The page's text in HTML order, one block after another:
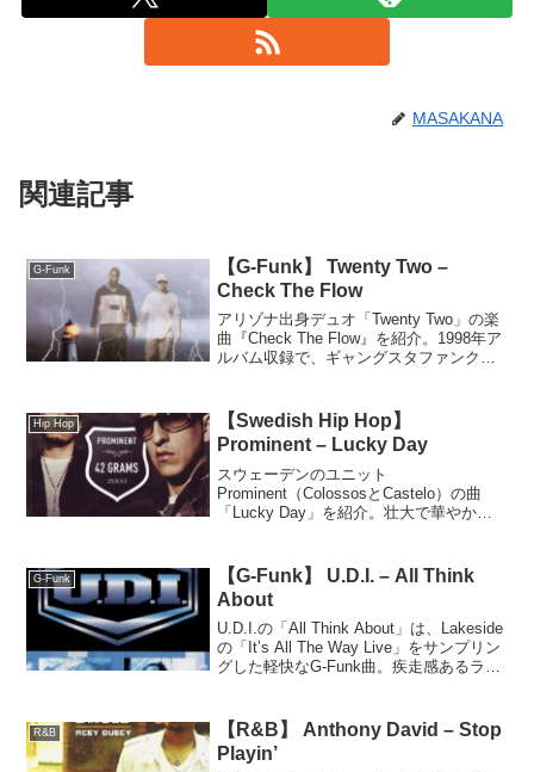
MASAKANA
関連記事
G-Funk
【G-Funk】 Twenty Two –
Check The Flow
アリゾナ出身デュオ「Twenty Two」の楽
曲『Check The Flow』を紹介。1998年ア
ルバム収録で、ギャングスタファンクな
Hip Hop
【Swedish Hip Hop】
Prominent – Lucky Day
スウェーデンのユニット
Prominent（ColossosとCastelo）の曲
「Lucky Day」を紹介。壮大で華やかな
ン。
G-Funk
【G-Funk】 U.D.I. – All Think
About
U.D.I.の「All Think About」は、Lakeside
の「It’s All The Way Live」をサンプリン
グした軽快なG-Funk曲。疾走感あるラッ
R&B
【R&B】 Anthony David – Stop
Playin’